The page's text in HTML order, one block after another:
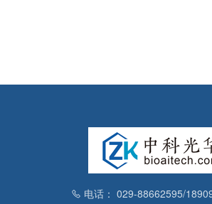
电话： 029-88662595/